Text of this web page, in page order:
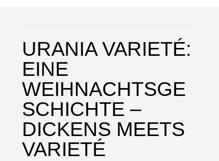
URANIA VARIETÉ:
EINE
WEIHNACHTSGE
SCHICHTE –
DICKENS MEETS
VARIETÉ